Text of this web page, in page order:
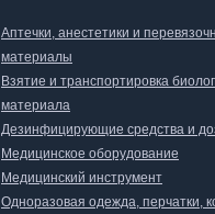
Аптечки, анестетики и
материалы
Взятие и транспортировка
материала
Дезинфицирующие средства и
Медицинское оборудование
Медицинский инструмент
Одноразовая одежда, перчатки,